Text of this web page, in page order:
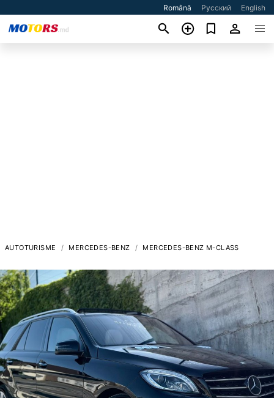
Română Русский English
AUTOTURISME MERCEDES-BENZ MERCEDES-BENZ M-CLASS